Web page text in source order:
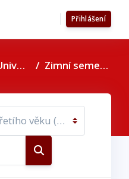
Přihlášení
Virtuální Univerzita třetího věku (EX, ET, EE) Zimní semestr VU3V 26/27 (EX, ET, EE)
Vyhledat kurzy